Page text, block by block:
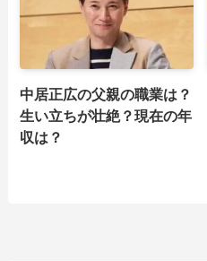
中居正広の父親の職業は？
生い立ちが壮絶？現在の年
収は？